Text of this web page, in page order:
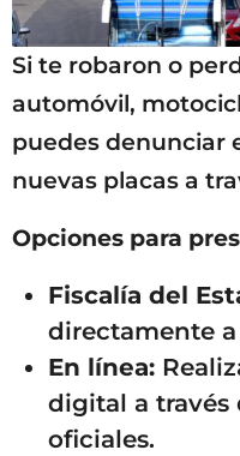
Si te robaron o
automóvil,
puedes denunciar
nuevas placas a
Opciones para
Fiscalía del
directamente
En línea:
digital a través
oficiales.